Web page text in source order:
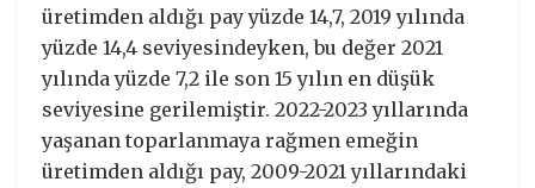
üretimden aldığı pay yüzde 14,7, 2019 yılında
yüzde 14,4 seviyesindeyken, bu değer 2021
yılında yüzde 7,2 ile son 15 yılın en düşük
seviyesine gerilemiştir. 2022-2023 yıllarında
yaşanan toparlanmaya rağmen emeğin
üretimden aldığı pay, 2009-2021 yıllarındaki